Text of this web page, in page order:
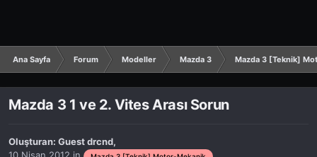
Ana Sayfa Forum Modeller Mazda 3 Mazda 3 [Teknik]
Mazda 3 1 ve 2. Vites Arası Sorun
Oluşturan: Guest drcnd,